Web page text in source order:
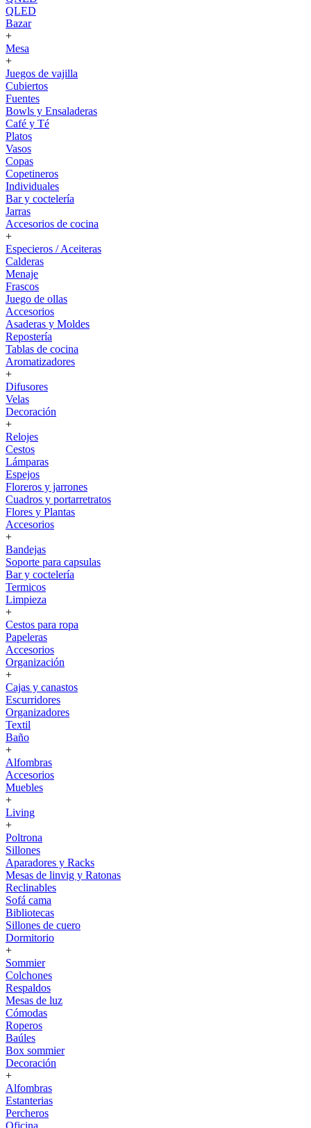
QLED
Bazar
+
Mesa
+
Juegos de vajilla
Cubiertos
Fuentes
Bowls y Ensaladeras
Café y Té
Platos
Vasos
Copas
Copetineros
Individuales
Bar y coctelería
Jarras
Accesorios de cocina
+
Especieros / Aceiteras
Calderas
Menaje
Frascos
Juego de ollas
Accesorios
Asaderas y Moldes
Repostería
Tablas de cocina
Aromatizadores
+
Difusores
Velas
Decoración
+
Relojes
Cestos
Lámparas
Espejos
Floreros y jarrones
Cuadros y portarretratos
Flores y Plantas
Accesorios
+
Bandejas
Soporte para capsulas
Bar y coctelería
Termicos
Limpieza
+
Cestos para ropa
Papeleras
Accesorios
Organización
+
Cajas y canastos
Escurridores
Organizadores
Textil
Baño
+
Alfombras
Accesorios
Muebles
+
Living
+
Poltrona
Sillones
Aparadores y Racks
Mesas de linvig y Ratonas
Reclinables
Sofá cama
Bibliotecas
Sillones de cuero
Dormitorio
+
Sommier
Colchones
Respaldos
Mesas de luz
Cómodas
Roperos
Baúles
Box sommier
Decoración
+
Alfombras
Estanterias
Percheros
Oficina